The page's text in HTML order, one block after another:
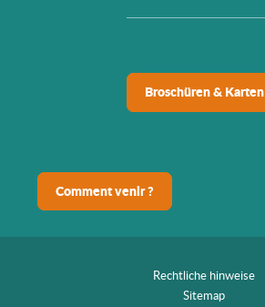
Broschüren & Karten
Comment venir ?
Rechtliche hinweise
Sitemap